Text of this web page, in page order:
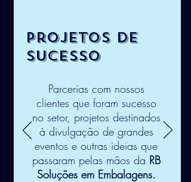
projetos de
sucesso
Parcerias com nossos
clientes que foram sucesso
no setor, projetos destinados
à divulgação de grandes
eventos e outras ideias que
passaram pelas mãos da RB
Soluções em Embalagens.